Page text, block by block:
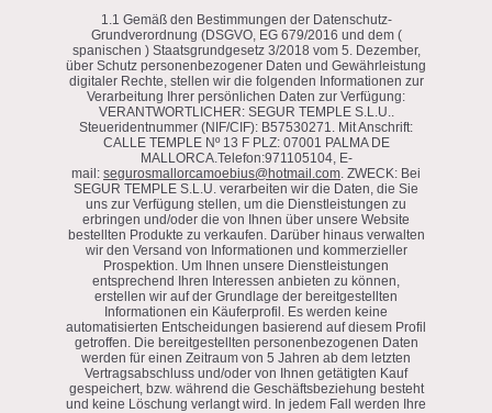
1.1 Gemäß den Bestimmungen der Datenschutz-
Grundverordnung (DSGVO, EG 679/2016 und dem (
spanischen ) Staatsgrundgesetz 3/2018 vom 5. Dezember,
über Schutz personenbezogener Daten und Gewährleistung
digitaler Rechte, stellen wir die folgenden Informationen zur
Verarbeitung Ihrer persönlichen Daten zur Verfügung:
VERANTWORTLICHER: SEGUR TEMPLE S.L.U..
Steueridentnummer (NIF/CIF): B57530271. Mit Anschrift:
CALLE TEMPLE Nº 13 F PLZ: 07001 PALMA DE
MALLORCA.Telefon:971105104, E-
mail: segurosmallorcamoebius@hotmail.com . ZWECK: Bei
SEGUR TEMPLE S.L.U. verarbeiten wir die Daten, die Sie
uns zur Verfügung stellen, um die Dienstleistungen zu
erbringen und/oder die von Ihnen über unsere Website
bestellten Produkte zu verkaufen. Darüber hinaus verwalten
wir den Versand von Informationen und kommerzieller
Prospektion. Um Ihnen unsere Dienstleistungen
entsprechend Ihren Interessen anbieten zu können,
erstellen wir auf der Grundlage der bereitgestellten
Informationen ein Käuferprofil. Es werden keine
automatisierten Entscheidungen basierend auf diesem Profil
getroffen. Die bereitgestellten personenbezogenen Daten
werden für einen Zeitraum von 5 Jahren ab dem letzten
Vertragsabschluss und/oder von Ihnen getätigten Kauf
gespeichert, bzw. während die Geschäftsbeziehung besteht
und keine Löschung verlangt wird. In jedem Fall werden Ihre